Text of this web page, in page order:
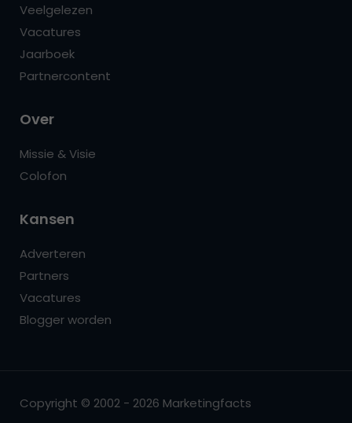
Veelgelezen
Vacatures
Jaarboek
Partnercontent
Over
Missie & Visie
Colofon
Kansen
Adverteren
Partners
Vacatures
Blogger worden
Copyright © 2002 - 2026 Marketingfacts